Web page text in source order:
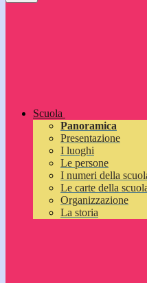
Scuola
Panoramica
Presentazione
I luoghi
Le persone
I numeri della
Le carte della
Organizzazione
La storia